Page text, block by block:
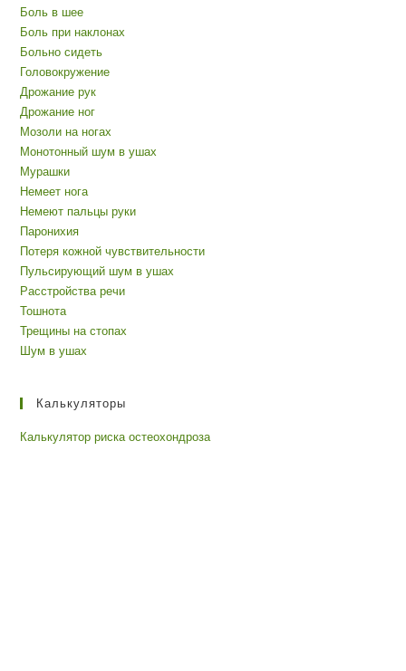
Боль в шее
Боль при наклонах
Больно сидеть
Головокружение
Дрожание рук
Дрожание ног
Мозоли на ногах
Монотонный шум в ушах
Мурашки
Немеет нога
Немеют пальцы руки
Паронихия
Потеря кожной чувствительности
Пульсирующий шум в ушах
Расстройства речи
Тошнота
Трещины на стопах
Шум в ушах
Калькуляторы
Калькулятор риска остеохондроза